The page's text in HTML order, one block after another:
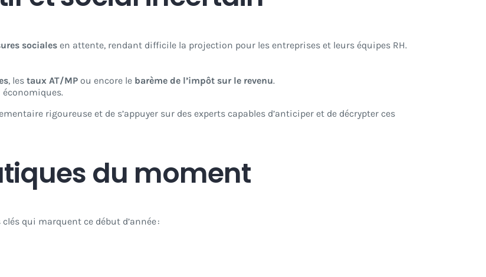
sociales en attente, rendant difficile la projection pour les entreprises et leurs équipes RH.
, les taux AT/MP ou encore le barème de l’impôt sur le revenu.
rigoureuse et de s’appuyer sur des experts capables d’anticiper et de décrypter ces
du moment
qui marquent ce début d’année :